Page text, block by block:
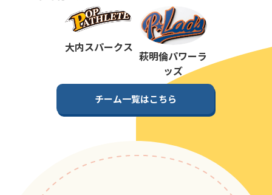
第6回 ポップアスリートカップ
第5回 ポップアスリートカップ
ポップアスリートカップ
ポップアスリートカップ
ポップアスリートカップ
大内スパークス
萩明倫パワーラ
ッズ
チーム一覧はこちら